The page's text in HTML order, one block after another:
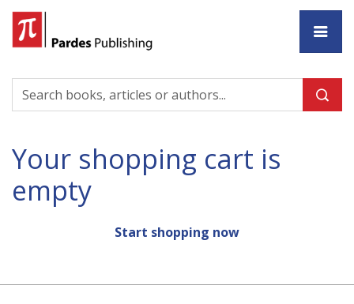
Your shopping cart is
empty
Start shopping now